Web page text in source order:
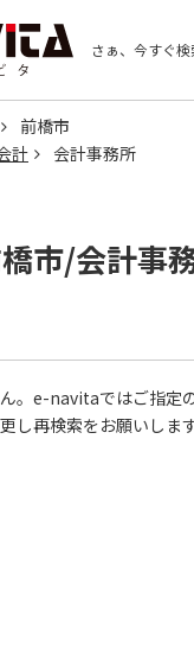
さぁ、今すぐ検
前橋市
計 会計事務所
市/会計事
。e-navitaではご指定
し再検索をお願いします